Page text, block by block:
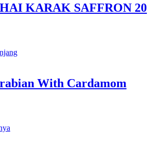
KARAK SAFFRON 20
With Cardamom